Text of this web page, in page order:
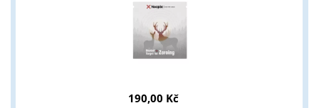
190,00 Kč
ANO NE